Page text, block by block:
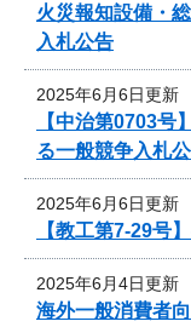
火災報知設備・
入札公告
2025年6月6日更新
【中治第0703
る一般競争入札
2025年6月6日更新
【教工第7-29号
2025年6月4日更新
海外一般消費者